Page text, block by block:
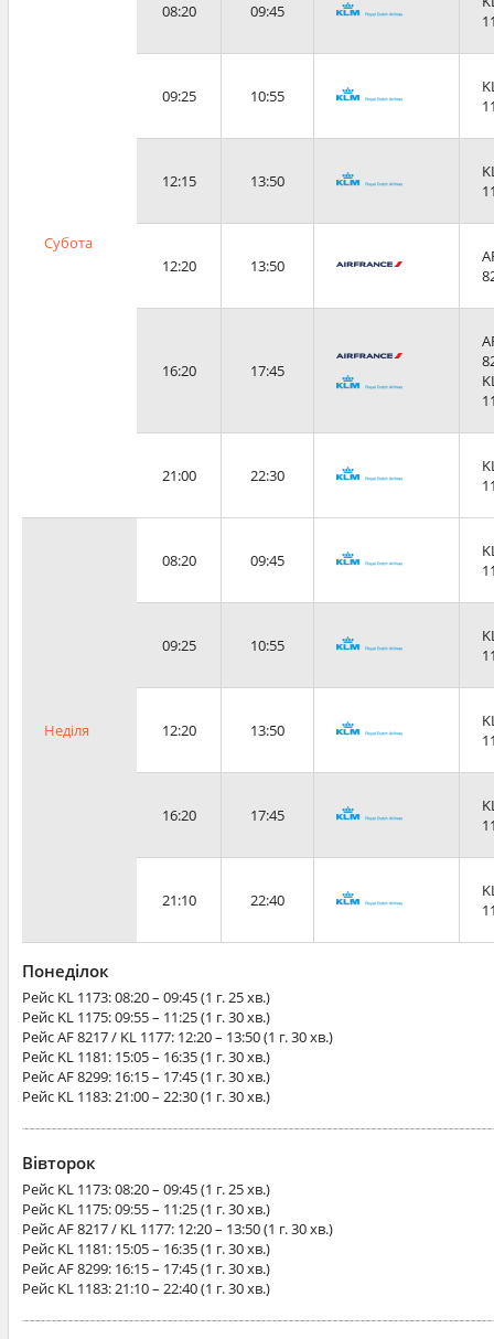
Субота
08:20 09:45
09:25 10:55
12:15 13:50
12:20 13:50
16:20 17:45
21:00 22:30
Неділя
08:20 09:45
09:25 10:55
12:20 13:50
16:20 17:45
21:10 22:40
Понеділок
Рейс KL 1173: 08:20 – 09:45 (1 г. 25 хв.)
Рейс KL 1175: 09:55 – 11:25 (1 г. 30 хв.)
РейсAF 8217 / KL 1177: 12:20 – 13:50 (1 г. 30 хв.)
Рейс KL 1181: 15:05 – 16:35 (1 г. 30 хв.)
РейсAF 8299: 16:15 – 17:45 (1 г. 30 хв.)
Рейс KL 1183: 21:00 – 22:30 (1 г. 30 хв.)
Вівторок
Рейс KL 1173: 08:20 – 09:45 (1 г. 25 хв.)
Рейс KL 1175: 09:55 – 11:25 (1 г. 30 хв.)
РейсAF 8217 / KL 1177: 12:20 – 13:50 (1 г. 30 хв.)
Рейс KL 1181: 15:05 – 16:35 (1 г. 30 хв.)
РейсAF 8299: 16:15 – 17:45 (1 г. 30 хв.)
Рейс KL 1183: 21:10 – 22:40 (1 г. 30 хв.)